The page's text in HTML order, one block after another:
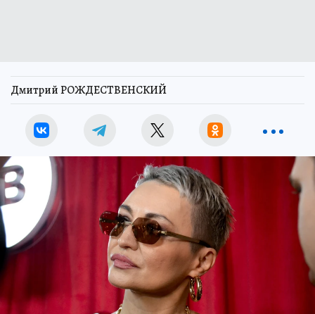
Дмитрий РОЖДЕСТВЕНСКИЙ